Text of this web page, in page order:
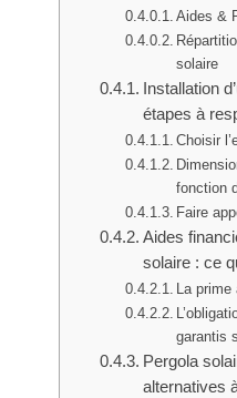
Aides &
solaire
Installation
étapes à
Choisir
fonction
Faire
Aides
solaire : ce
La prime
garantis
Pergola
alternatives